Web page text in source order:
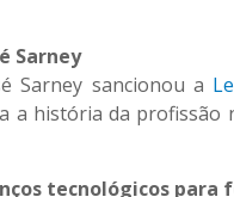
Sarney
Sarney sancionou a
a história da
tecnológicos